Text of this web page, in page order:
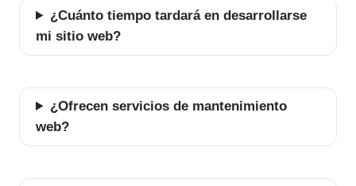
¿Cuánto tiempo tardará en desarrollarse
mi sitio web?
¿Ofrecen servicios de mantenimiento
web?